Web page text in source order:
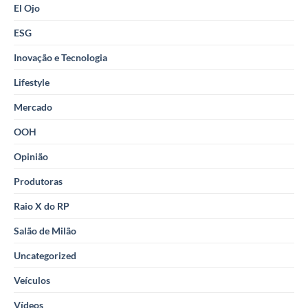
El Ojo
ESG
Inovação e Tecnologia
Lifestyle
Mercado
OOH
Opinião
Produtoras
Raio X do RP
Salão de Milão
Uncategorized
Veículos
Vídeos